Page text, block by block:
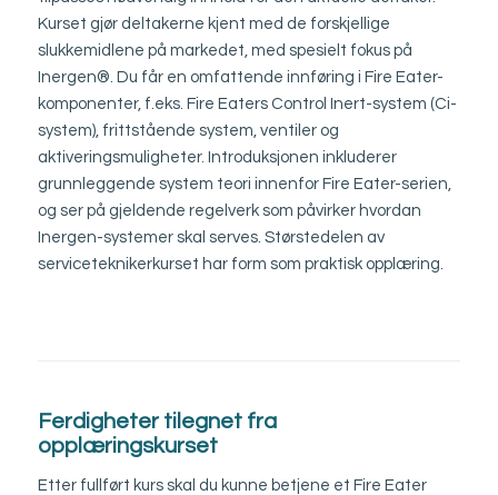
Kurset gjør deltakerne kjent med de forskjellige
slukkemidlene på markedet, med spesielt fokus på
Inergen®. Du får en omfattende innføring i Fire Eater-
komponenter, f.eks. Fire Eaters Control Inert-system (Ci-
system), frittstående system, ventiler og
aktiveringsmuligheter. Introduksjonen inkluderer
grunnleggende system teori innenfor Fire Eater-serien,
og ser på gjeldende regelverk som påvirker hvordan
Inergen-systemer skal serves. Størstedelen av
serviceteknikerkurset har form som praktisk opplæring.
Ferdigheter tilegnet fra
opplæringskurset
Etter fullført kurs skal du kunne betjene et Fire Eater